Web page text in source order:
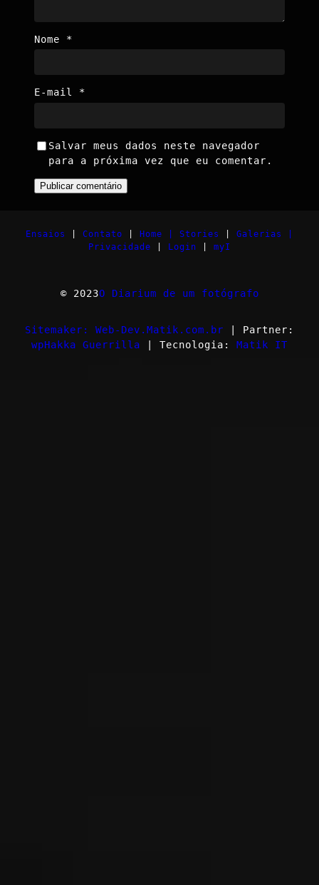
Nome *
E-mail *
Salvar meus dados neste navegador
para a próxima vez que eu comentar.
Ensaios Contato Home | Stories
Galerias |
Privacidade
Login myI
© 2023O Diarium de um fotógrafo
Sitemaker: Web-Dev.Matik.com.br | Partner:
wpHakka Guerrilla | Tecnologia: Matik IT